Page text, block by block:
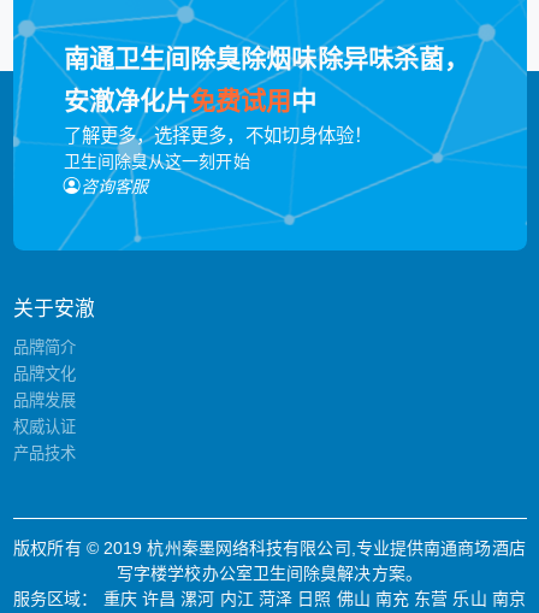
南通卫生间除臭除烟味除异味杀菌，
安澈净化片免费试用中
了解更多，选择更多，不如切身体验！
卫生间除臭从这一刻开始
咨询客服
关于安澈
品牌简介
品牌文化
品牌发展
权威认证
产品技术
版权所有 © 2019 杭州秦墨网络科技有限公司,专业提供南通商场酒店
写字楼学校办公室卫生间除臭解决方案。
服务区域： 重庆 许昌 漯河 内江 菏泽 日照 佛山 南充 东营 乐山 南京